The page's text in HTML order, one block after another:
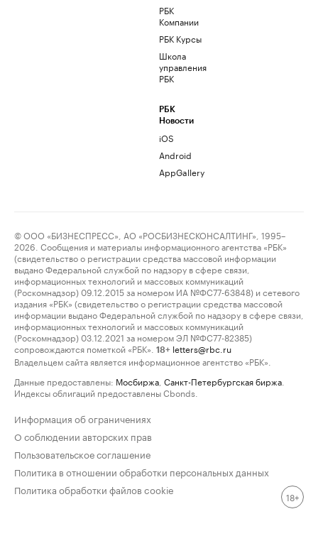
РБК
Компании
РБК Курсы
Школа
управления
РБК
РБК
Новости
iOS
Android
AppGallery
© ООО «БИЗНЕСПРЕСС», АО «РОСБИЗНЕСКОНСАЛТИНГ», 1995–
2026. Сообщения и материалы информационного агентства «РБК»
(свидетельство о регистрации средства массовой информации
выдано Федеральной службой по надзору в сфере связи,
информационных технологий и массовых коммуникаций
(Роскомнадзор) 09.12.2015 за номером ИА №ФС77-63848) и сетевого
издания «РБК» (свидетельство о регистрации средства массовой
информации выдано Федеральной службой по надзору в сфере связи,
информационных технологий и массовых коммуникаций
(Роскомнадзор) 03.12.2021 за номером ЭЛ №ФС77-82385)
сопровождаются пометкой «РБК».
18+ letters@rbc.ru
Владельцем сайта является информационное агентство «РБК».
Данные предоставлены: Мосбиржа Санкт-Петербургская биржа
Индексы облигаций предоставлены Cbonds.
Информация об ограничениях
О соблюдении авторских прав
Пользовательское соглашение
Политика в отношении обработки персональных данных
Политика обработки файлов cookie
18+